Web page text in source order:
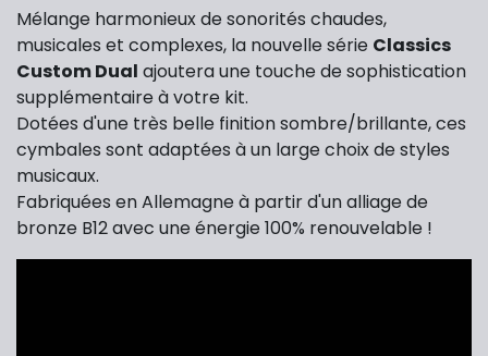
Mélange harmonieux de sonorités chaudes,
musicales et complexes, la nouvelle série Classics
Custom Dual ajoutera une touche de sophistication
supplémentaire à votre kit.
Dotées d'une très belle finition sombre/brillante, ces
cymbales sont adaptées à un large choix de styles
musicaux.
Fabriquées en Allemagne à partir d'un alliage de
bronze B12 avec une énergie 100% renouvelable !